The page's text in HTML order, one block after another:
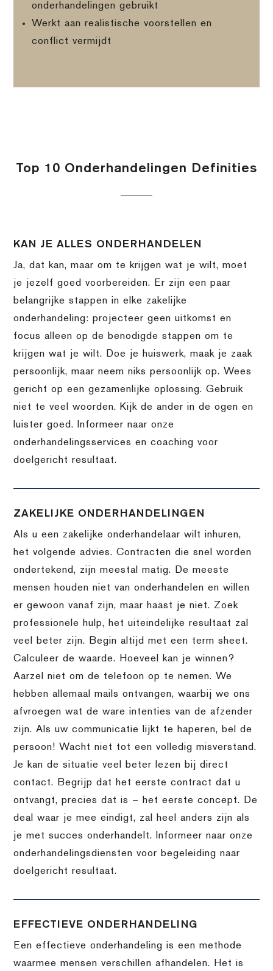
onderhandelingen gebruikt
Werkt aan realistische voorstellen en
conflict vermijdt
Top 10 Onderhandelingen Definities
KAN JE ALLES ONDERHANDELEN
Ja, dat kan, maar om te krijgen wat je wilt, moet
je jezelf goed voorbereiden. Er zijn een paar
belangrijke stappen in elke zakelijke
onderhandeling: projecteer geen uitkomst en
focus alleen op de benodigde stappen om te
krijgen wat je wilt. Doe je huiswerk, maak je zaak
persoonlijk, maar neem niks persoonlijk op. Wees
gericht op een gezamenlijke oplossing. Gebruik
niet te veel woorden. Kijk de ander in de ogen en
luister goed. Informeer naar onze
onderhandelingsservices en coaching voor
doelgericht resultaat.
ZAKELIJKE ONDERHANDELINGEN
Als u een zakelijke onderhandelaar wilt inhuren,
het volgende advies. Contracten die snel worden
ondertekend, zijn meestal matig. De meeste
mensen houden niet van onderhandelen en willen
er gewoon vanaf zijn, maar haast je niet. Zoek
professionele hulp, het uiteindelijke resultaat zal
veel beter zijn. Begin altijd met een term sheet.
Calculeer de waarde. Hoeveel kan je winnen?
Aarzel niet om de telefoon op te nemen. We
hebben allemaal mails ontvangen, waarbij we ons
afvroegen wat de ware intenties van de afzender
zijn. Als uw communicatie lijkt te haperen, bel de
persoon! Wacht niet tot een volledig misverstand.
Je kan de situatie veel beter lezen bij direct
contact. Begrijp dat het eerste contract dat u
ontvangt, precies dat is – het eerste concept. De
deal waar je mee eindigt, zal heel anders zijn als
je met succes onderhandelt. Informeer naar onze
onderhandelingsdiensten voor begeleiding naar
doelgericht resultaat.
EFFECTIEVE ONDERHANDELING
Een effectieve onderhandeling is een methode
waarmee mensen verschillen afhandelen. Het is